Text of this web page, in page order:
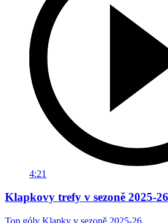
4:21
Klapkovy trefy v sezoně 2025-26